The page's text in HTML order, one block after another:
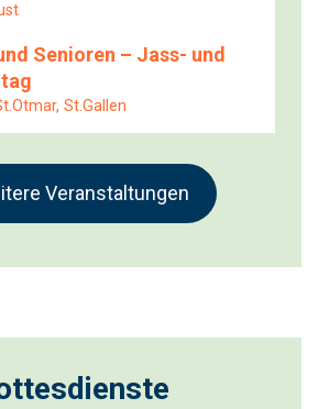
Senioren – Jass- und
St.Gallen
Veranstaltungen